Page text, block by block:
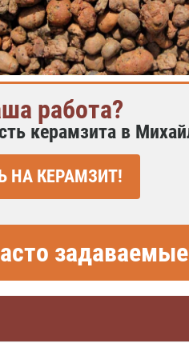
работа?
керамзита в
НА КЕРАМЗИТ!